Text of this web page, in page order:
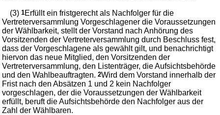
(3)1Erfüllt ein fristgerecht als Nachfolger für die
Vertreterversammlung Vorgeschlagener die Voraussetzungen
der Wählbarkeit, stellt der Vorstand nach Anhörung des
Vorsitzenden der Vertreterversammlung durch Beschluss fest,
dass der Vorgeschlagene als gewählt gilt, und benachrichtigt
hiervon das neue Mitglied, den Vorsitzenden der
Vertreterversammlung, den Listenträger, die Aufsichtsbehörde
und den Wahlbeauftragten.2Wird dem Vorstand innerhalb der
Frist nach den Absätzen 1 und 2 kein Nachfolger
vorgeschlagen, der die Voraussetzungen der Wählbarkeit
erfüllt, beruft die Aufsichtsbehörde den Nachfolger aus der
Zahl der Wählbaren.